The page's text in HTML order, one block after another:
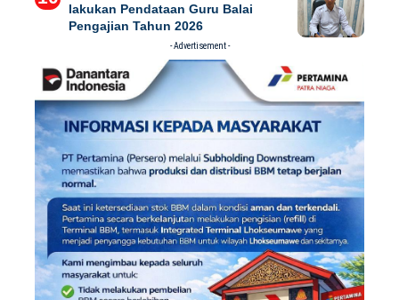
lakukan Pendataan Guru Balai
Pengajian Tahun 2026
- Advertisement -